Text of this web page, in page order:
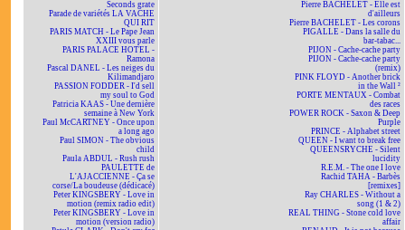
Seconds grate
Parade de variétés LA VACHE
QUI RIT
PARIS MATCH - Le Pape Jean
XXIII vous parle
PARIS PALACE HOTEL -
Ramona
Pascal DANEL - Les neiges du
Kilimandjaro
PASSION FODDER - I'd sell
my soul to God
Patricia KAAS - Une dernière
semaine à New York
Paul McCARTNEY - Once upon
a long ago
Paul SIMON - The obvious
child
Paula ABDUL - Rush rush
PAULETTE de
L'AJACCIENNE - Ça se
corse/La boudeuse (dédicacé)
Peter KINGSBERY - Love in
motion (remix radio edit)
Peter KINGSBERY - Love in
motion (version radio)
Pierre BACHELET - Elle est
d'ailleurs
Pierre BACHELET - Les corons
PIGALLE - Dans la salle du
bar-tabac...
PIJON - Cache-cache party
PIJON - Cache-cache party
(remix)
PINK FLOYD - Another brick
in the Wall ²
PORTE MENTAUX - Combat
des races
POWER ROCK - Saxon & Deep
Purple
PRINCE - Alphabet street
QUEEN - I want to break free
QUEENSRYCHE - Silent
lucidity
R.E.M. - The one I love
Rachid TAHA - Barbès
[remixes]
Ray CHARLES - Without a
song (1 & 2)
REAL THING - Stone cold love
affair